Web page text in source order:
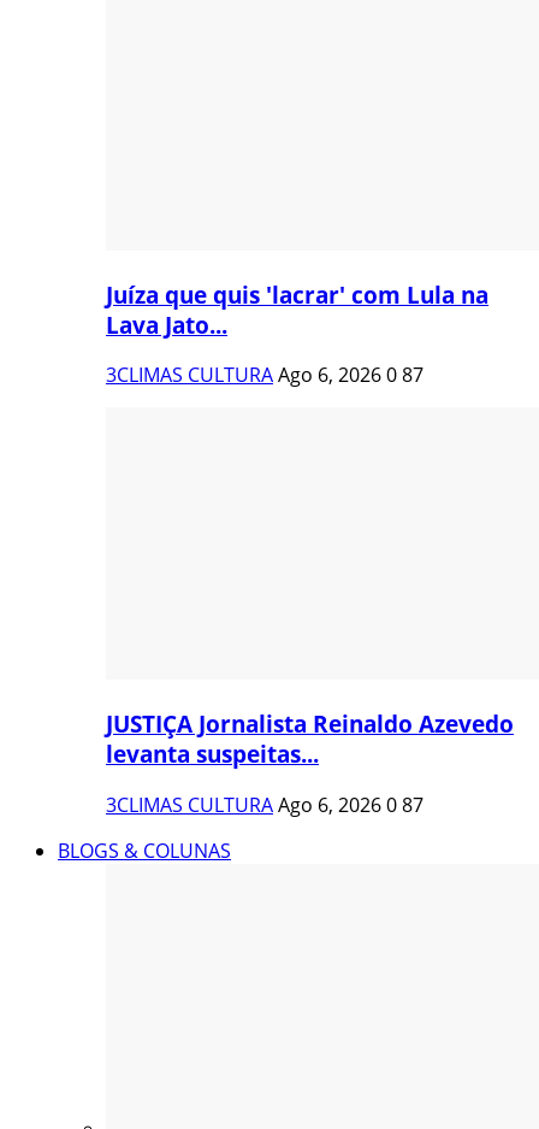
Juíza que quis 'lacrar' com Lula na
Lava Jato...
3CLIMAS CULTURAAgo 6, 2026087
JUSTIÇA Jornalista Reinaldo Azevedo
levanta suspeitas...
3CLIMAS CULTURAAgo 6, 2026087
BLOGS & COLUNAS